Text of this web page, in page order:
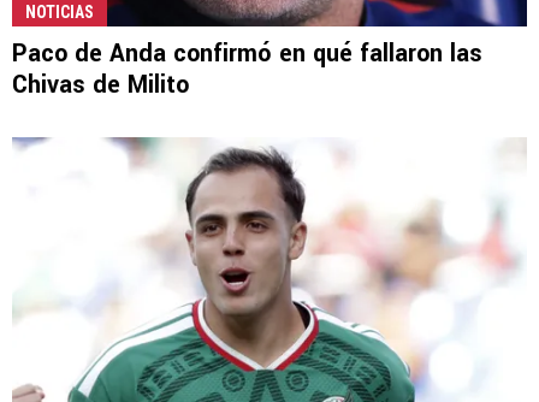
NOTICIAS
Paco de Anda confirmó en qué fallaron las
Chivas de Milito